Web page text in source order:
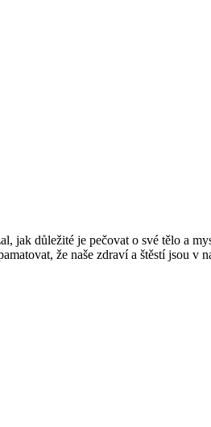
jak důležité je pečovat o své tělo a
že naše zdraví a štěstí jsou